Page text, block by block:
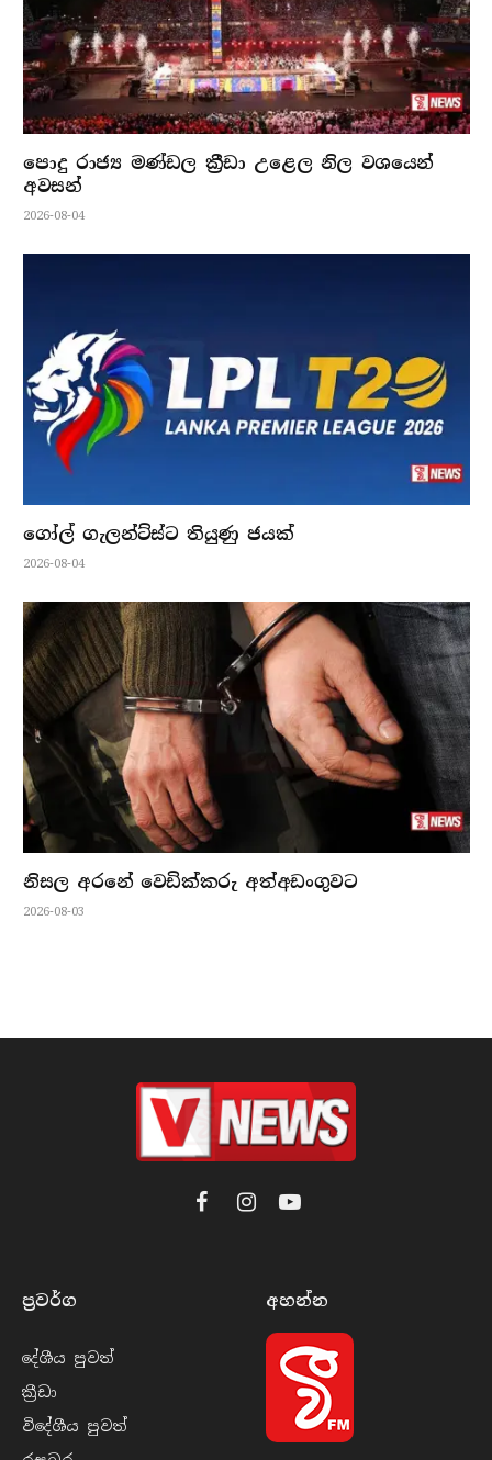
පොදු රාජ්‍ය මණ්ඩල ක්‍රීඩා උළෙල නිල වශයෙන්
අවසන්
2026-08-04
ගෝල් ගැලන්ට්ස්ට තියුණු ජයක්
2026-08-04
නිසල අරනේ වෙඩික්කරු අත්අඩංගුවට
2026-08-03
FacebookInstagramYouTube
ප්‍රවර්​ග
දේශීය පුව​ත්
ක්‍රී​ඩා
විදේශීය පුව​ත්
අහන්​න